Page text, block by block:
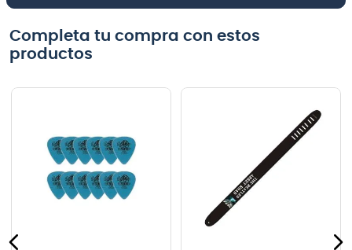
Completa tu compra con estos
productos